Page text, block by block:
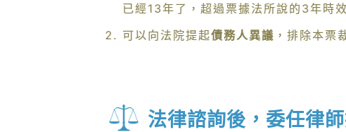
已經13年了，超過票據法所說的3年時
可以向法院提起債務人異議 ，排除本票
法律諮詢後，委任律